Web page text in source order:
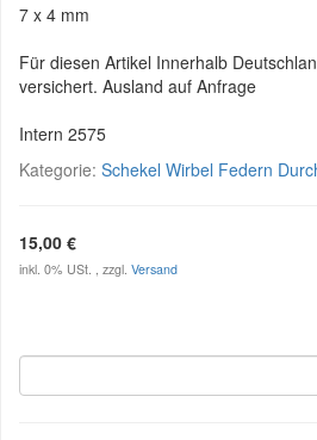
7 x 4 mm
Für diesen Artikel Innerhalb
versichert. Ausland auf Anfrage
Intern 2575
Kategorie: Schekel Wirbel Federn
15,00 €
inkl. 0% USt. , zzgl. Versand